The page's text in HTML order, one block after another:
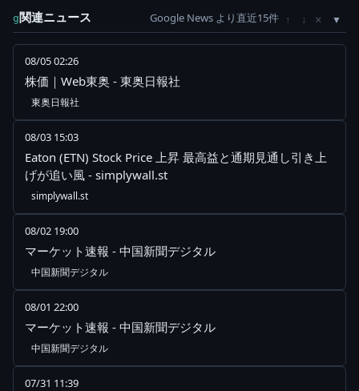
g関連ニュース Google News より直近15件 ↑ ↓ ×
08/05 02:26
株価｜Web東奥 - 東奥日報社
東奥日報社
08/03 15:03
Eaton (ETN) Stock Price 上昇 最高益と通期見通し引き上
げが追い風 - simplywall.st
simplywall.st
08/02 19:00
マーケット速報 - 中国新聞デジタル
中国新聞デジタル
08/01 22:00
マーケット速報 - 中国新聞デジタル
中国新聞デジタル
07/31 11:39